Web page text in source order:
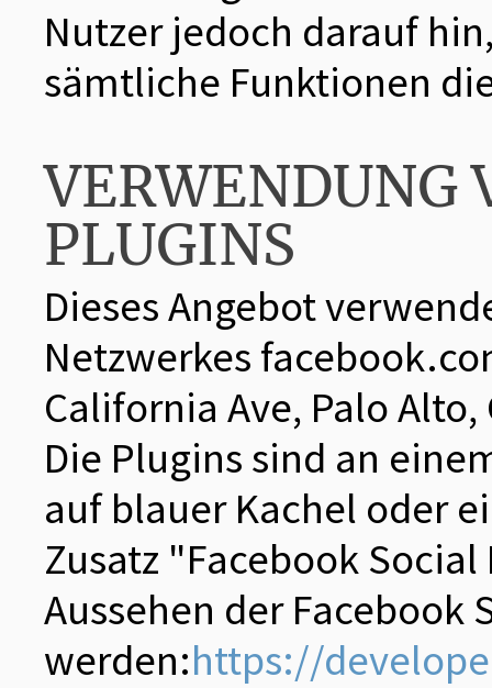
Nutzer jedoch darauf
sämtliche Funktionen
VERWENDUNG
PLUGINS
Dieses Angebot
Netzwerkes
California Ave, Palo
Die Plugins sind an
auf blauer Kachel oder
Zusatz "Facebook
Aussehen der Facebook
werden:https://